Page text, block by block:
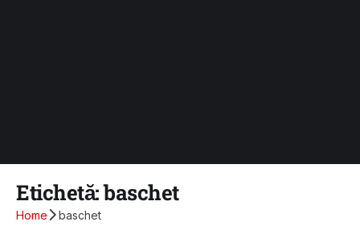
Etichetă:baschet
Home baschet